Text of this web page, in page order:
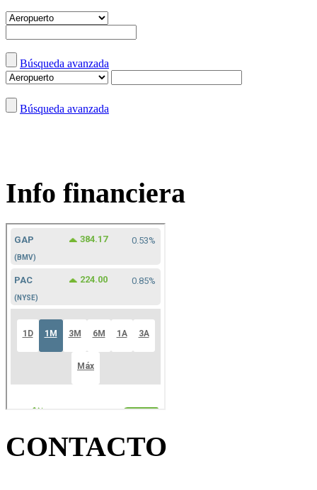
Búsqueda avanzada
Búsqueda avanzada
Info financiera
CONTACTO